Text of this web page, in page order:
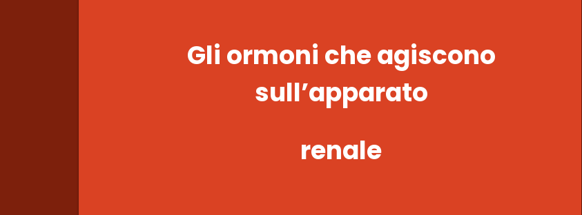
Gli ormoni che agiscono
sull’apparato
renale